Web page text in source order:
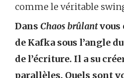
comme le véritable
Dans Chaos brûlantvous
de Kafka sous l’angle
de l’écriture. Il a su
parallèles. Quels sont